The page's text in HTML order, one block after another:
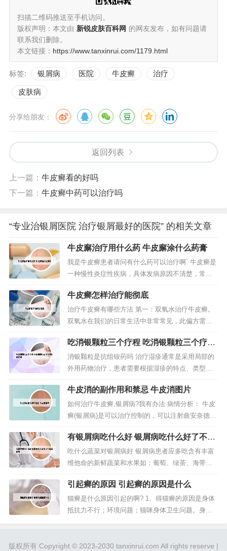
扫描二维码推送至手机访问。
版权声明：本文由 新锐皮肤百科网 的网友发布，如有问题请
联系我们删除。
本文链接： https://www.tanxinrui.com/1179.html
标签: 银屑病 医院 牛皮癣 治疗
皮肤病
分享给朋友：
返回列表
上一篇： 牛皮癣看的好吗
下一篇： 牛皮癣中药可以治疗吗
“专业治银屑医院 治疗银屑最好的医院” 的相关文章
牛皮廨治疗用什么药 牛皮廨涂什么药膏
我是牛皮癣患者请问有什么药可以治疗啊` 牛皮癣是
一种慢性炎症性疾病，具体发病原因不清楚，常常
采用以下方法进行治疗：中成药，消银胶囊、消银
颗粒、丹青胶囊、郁金银屑片等。免疫抑制剂，甲
氨蝶呤、环孢素、雷公藤多甙等。牛皮癣可以用下
列药物治疗：第一，外用药物，常用的是糖皮质激
素类的药物，如卤米松软膏，地奈德...
牛皮癣怎样治疗能彻底
治疗牛皮癣有哪些方法 第一：双氧水治疗牛皮癣。
双氧水在我们的日常生活中非常常见，此偏方需要
将双氧水稀释，在双氧水中兑入一半水，然后将液
体涂抹在牛皮癣患处。每天涂抹2至3次。此液体有
一定腐蚀性，使用需注意。第二：大蒜治疗牛皮
癣。具体治疗方法如下：使用药物：可以在医生的
指导下外用卡泊三醇软膏和卤米松乳膏...
吃消银颗粒三个疗程 吃消银颗粒三个疗程
能停药吗
消银颗粒是抗组铵药吗 治疗湿疹通常是采用局部的
外用药物治疗，患者需要根据湿疹的特点、类型来
选择相应的药物，以达到清洁、止痒、抗菌以及抗
炎的作用。患者最好是到医院进行检查，使用医生
开出的药物，不要自己胡乱用药。目前，治疗荨麻
疹的常用药物是抗组胺药，第1代如扑尔敏等可有效
减轻症状和皮损数目，但有嗜睡和抗...
牛皮消的副作用和禁忌 牛皮消图片
如何治疗牛皮癣,银屑病?我有办法 病情分析： 牛皮
癣(银屑病)是可以治疗控制的，可以注射曲安奈德，
益赛普，口服甲氨喋呤等。使用糠溜油外涂治疗。
也可以配合中医用中药治疗。病情分析： 牛皮癣即
银屑病，发病与感染、遗传有一定关系，治疗上可
以应用维生素B12同时配合迪银片，外用维A酸软
膏、氧化锌软膏等。 指...
有银屑病吃什么好 银屑病吃什么好了不会
留疤吗
吃什么蔬菜对银屑病好 银屑病患者应多吃含有丰富
维他命的新鲜蔬菜和水果如：葡萄、绿茶、海带、
蕃茄、芝麻、黄瓜、胡萝卜、香蕉、苹果、橘子、
萝卜、绿豆、意仁等。 忌食动物蛋白性食物和海鲜
发物，不吃辛辣刺激性食物，不饮酒。银屑病吃什
么比较好？胡萝卜 胡萝卜味甘平，食之补脾健胃。
引起癣的原因 引起癣的原因是什么
猫癣是什么原因引起的啊? 1、得猫癣的原因是身体
抵抗力不行；环境问题；猫咪身体卫生问题。身体
抗力弱。2、环境问题：养猫的铲屎官都清楚，猫咪
版权所有 Copyright © 2023-2030 tanxinrui.com All rights reserve |